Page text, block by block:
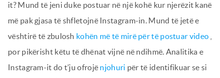
it? Mund të jeni duke postuar në një kohë kur njerëzit kanë
më pak gjasa të shfletojnë Instagram-in. Mund të jetë e
vështirë të zbulosh kohën më të mirë për të postuar video
por pikërisht këtu të dhënat vijnë në ndihmë. Analitika e
Instagram-it do t’ju ofrojë njohuri për të identifikuar se si